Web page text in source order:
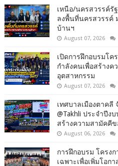
เหนือ/นครสวรรค์รั
ลงพื้นที่นครสวรรค์
บ้านฯ
August 07, 2026
เปิดการฝึกอบรมโ
กำลังคนเพื่อสร้าง
อุตสาหกรรม
August 07, 2026
เทศบาลเมืองตาคลี
@Takhli ประจำปีง
สร้างความสามัคคี
August 06, 2026
การฝึกอบรม โครง
เฉพาะเพื่อเพิ่มโอก